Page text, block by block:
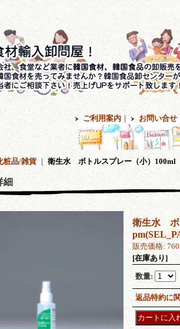
ご利用案内 ｜ お問い合せ
粧品/雑貨｜衛生水 ボトルスプレー（小）100ml
細
衛生水 ボ
販売価格:
[在庫あり]
数量:
返品特約に